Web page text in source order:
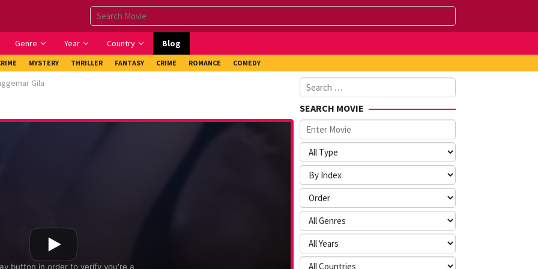
Genre Year Country Blog
MYSTERY THRILLER FANTASY CRIME ROMANCE COMEDY
Gila
Search
for:
SEARCH MOVIE